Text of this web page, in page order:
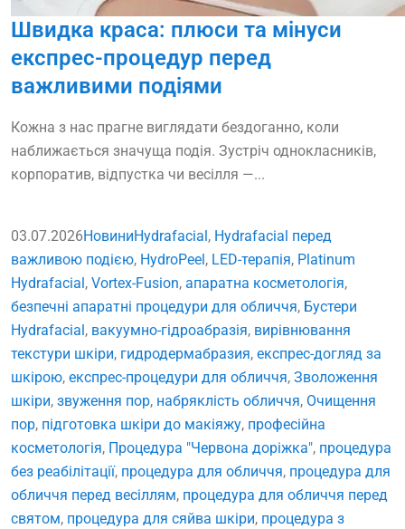
Швидка краса: плюси та мінуси
експрес-процедур перед
важливими подіями
Кожна з нас прагне виглядати бездоганно, коли
наближається значуща подія. Зустріч однокласників,
корпоратив, відпустка чи весілля —...
03.07.2026НовиниHydrafacial , Hydrafacial перед
важливою подією, HydroPeel , LED-терапія, Platinum
Hydrafacial , Vortex-Fusion, апаратна косметологія,
безпечні апаратні процедури для обличчя, Бустери
Hydrafacial , вакуумно-гідроабразія, вирівнювання
текстури шкіри, гидродермабразия, експрес-догляд за
шкірою, експрес-процедури для обличчя, Зволоження
шкіри, звуження пор, набряклість обличчя, Очищення
пор, підготовка шкіри до макіяжу, професійна
косметологія, Процедура "Червона доріжка", процедура
без реабілітації, процедура для обличчя, процедура для
обличчя перед весіллям, процедура для обличчя перед
святом, процедура для сяйва шкіри, процедура з